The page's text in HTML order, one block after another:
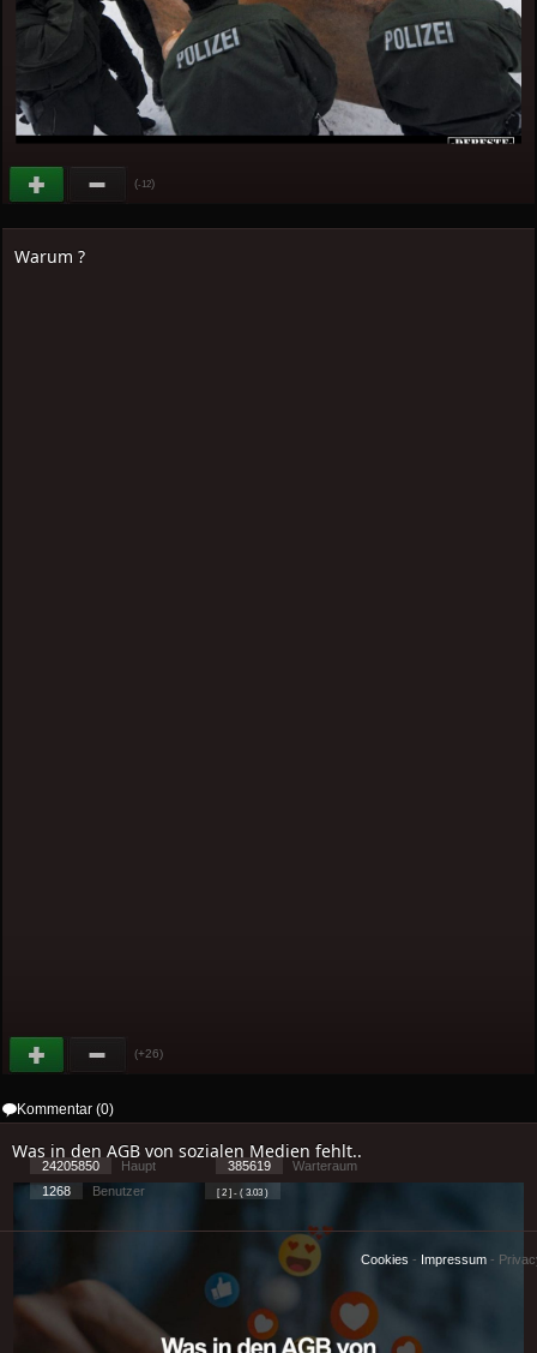
(-12)
Warum ?
(+26)
Kommentar (0)
Was in den AGB von sozialen Medien fehlt..
24205850 Haupt 385619
Warteraum
1268
Benutzer [ 2 ] - ( 3.03 )
Cookies - Impressum -